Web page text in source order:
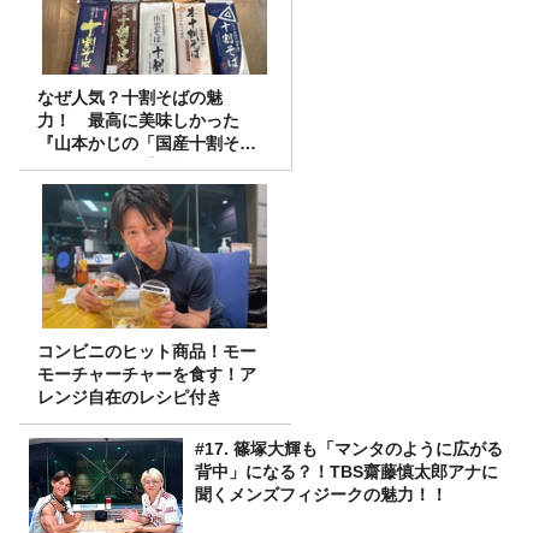
なぜ人気？十割そばの魅
力！ 最高に美味しかった
『山本かじの「国産十割そ
ば」』とは？【十割そば10種
食べ比べ】
コンビニのヒット商品！モー
モーチャーチャーを食す！ア
レンジ自在のレシピ付き
#17. 篠塚大輝も「マンタのように広がる
背中」になる？！TBS齋藤慎太郎アナに
聞くメンズフィジークの魅力！！